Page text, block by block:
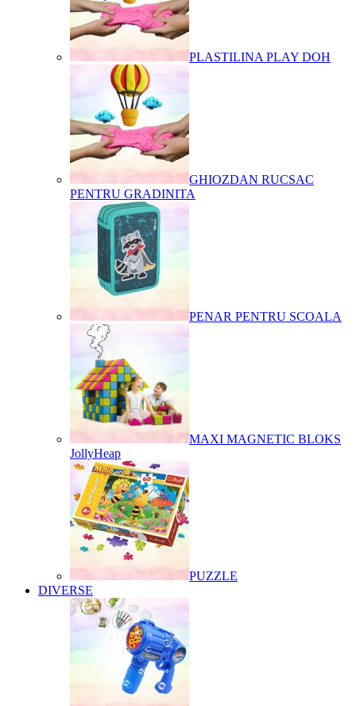
PLASTILINA PLAY DOH
GHIOZDAN RUCSAC
PENTRU GRADINITA
PENAR PENTRU SCOALA
MAXI MAGNETIC BLOKS
JollyHeap
PUZZLE
DIVERSE